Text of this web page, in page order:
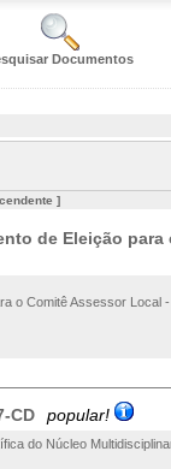
Documentos
]
de Eleição
o Comitê Assessor Local
CD popular!
do Núcleo